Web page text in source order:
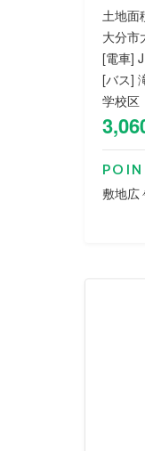
土地面
大分市
[電車]
[バス]
学校区
敷地